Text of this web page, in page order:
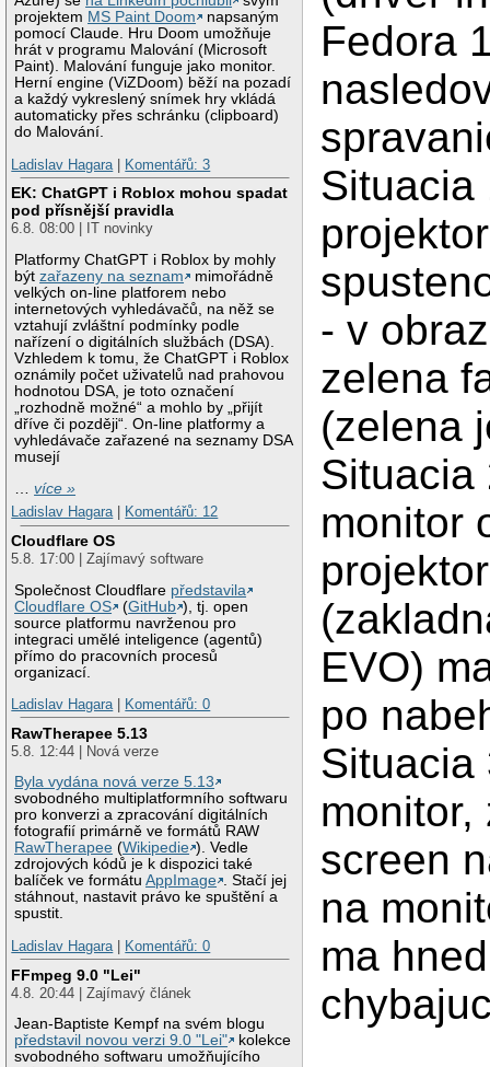
projektem MS Paint Doom
napsaným
pomocí Claude. Hru Doom umožňuje
hrát v programu Malování (Microsoft
Paint). Malování funguje jako monitor.
Herní engine (ViZDoom) běží na pozadí
a každý vykreslený snímek hry vkládá
automaticky přes schránku (clipboard)
do Malování.
Ladislav Hagara
Komentářů: 3
EK: ChatGPT i Roblox mohou spadat
pod přísnější pravidla
6.8. 08:00 | IT novinky
Platformy ChatGPT i Roblox by mohly
býtzařazeny na seznam
mimořádně
velkých on-line platforem nebo
internetových vyhledávačů, na něž se
vztahují zvláštní podmínky podle
nařízení o digitálních službách (DSA).
Vzhledem k tomu, že ChatGPT i Roblox
oznámily počet uživatelů nad prahovou
hodnotou DSA, je toto označení
„rozhodně možné“ a mohlo by „přijít
dříve či později“. On-line platformy a
vyhledávače zařazené na seznamy DSA
musejí
…více »
Ladislav Hagara| Komentářů: 12
Cloudflare OS
5.8. 17:00 | Zajímavý software
Společnost Cloudflare představila
Cloudflare OS
(GitHub ), tj. open
source platformu navrženou pro
integraci umělé inteligence (agentů)
přímo do pracovních procesů
organizací.
Ladislav Hagara| Komentářů: 0
RawTherapee 5.13
5.8. 12:44 | Nová verze
Byla vydána nová verze 5.13
svobodného multiplatformního softwaru
pro konverzi a zpracování digitálních
fotografií primárně ve formátů RAW
RawTherapee (Wikipedie ). Vedle
zdrojových kódů je k dispozici také
balíček ve formátuAppImage . Stačí jej
stáhnout, nastavit právo ke spuštění a
spustit.
Ladislav Hagara| Komentářů: 0
FFmpeg 9.0 "Lei"
4.8. 20:44 | Zajímavý článek
Jean-Baptiste Kempf na svém blogu
představil novou verzi 9.0 "Lei"
kolekce
svobodného softwaru umožňujícího
Fedora
Situacia
- v
zelena
(zelena
Situacia
monitor
EVO)
po
Situacia
monitor,
screen
na
ma